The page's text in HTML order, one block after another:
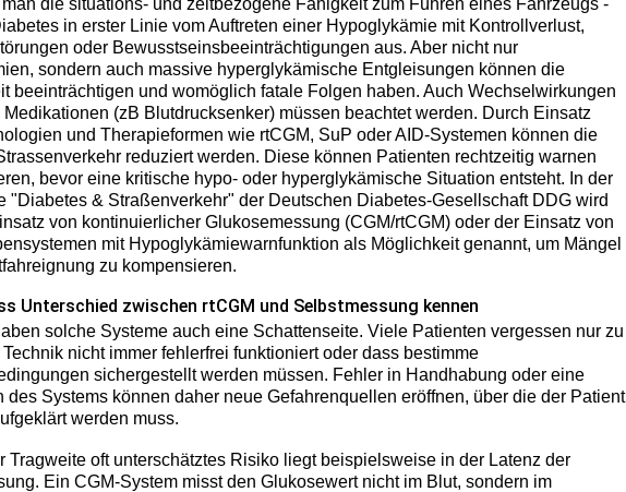
in erster Linie vom Auftreten einer Hypoglykämie mit Kontrollverlust,
oder Bewusstseinsbeeinträchtigungen aus. Aber nicht nur
sondern auch massive hyperglykämische Entgleisungen können die
beeinträchtigen und womöglich fatale Folgen haben. Auch Wechselwirkungen
Medikationen (zB Blutdrucksenker) müssen beachtet werden. Durch Einsatz
und Therapieformen wie rtCGM, SuP oder AID-Systemen können die
reduziert werden. Diese können Patienten rechtzeitig warnen
bevor eine kritische hypo- oder hyperglykämische Situation entsteht. In der
"Diabetes & Straßenverkehr" der Deutschen Diabetes-Gesellschaft DDG wird
von kontinuierlicher Glukosemessung (CGM/rtCGM) oder der Einsatz von
mit Hypoglykämiewarnfunktion als Möglichkeit genannt, um Mängel
zu kompensieren.
Unterschied zwischen rtCGM und Selbstmessung kennen
solche Systeme auch eine Schattenseite. Viele Patienten vergessen nur zu
nicht immer fehlerfrei funktioniert oder dass bestimme
sichergestellt werden müssen. Fehler in Handhabung oder eine
des Systems können daher neue Gefahrenquellen eröffnen, über die der Patient
werden muss.
Tragweite oft unterschätztes Risiko liegt beispielsweise in der Latenz der
Ein CGM-System misst den Glukosewert nicht im Blut, sondern im